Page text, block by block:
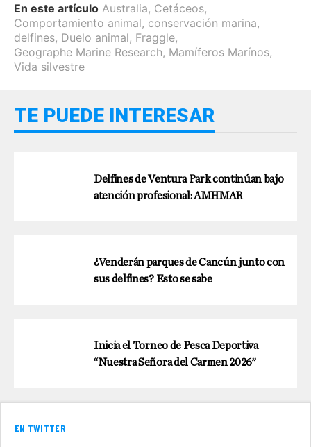
En este artículo Australia, Cetáceos,
Comportamiento animal, conservación marina,
delfines, Duelo animal, Fraggle,
Geographe Marine Research, Mamíferos Marínos,
Vida silvestre
TE PUEDE INTERESAR
Delfines de Ventura Park continúan bajo
atención profesional: AMHMAR
¿Venderán parques de Cancún junto con
sus delfines? Esto se sabe
Inicia el Torneo de Pesca Deportiva
“Nuestra Señora del Carmen 2026”
EN TWITTER